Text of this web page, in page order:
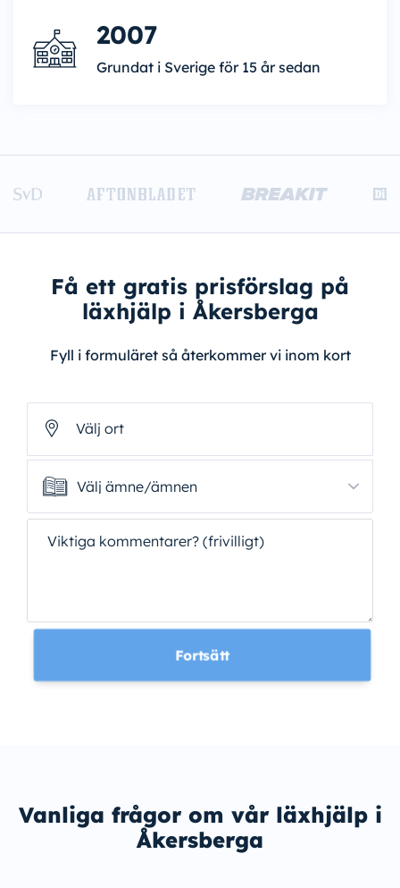
2007
Grundat i Sverige för 15 år sedan
Få ett gratis prisförslag på
läxhjälp i Åkersberga
Fyll i formuläret så återkommer vi inom kort
Välj ort
Välj ämne/ämnen
Välj ämne/ämnen
Viktiga kommentarer? (frivilligt)
Fortsätt
Vanliga frågor om vår läxhjälp i
Åkersberga